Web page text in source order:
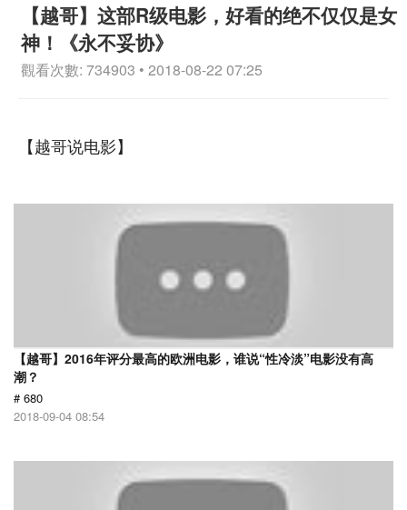
【越哥】这部R级电影，好看的绝不仅仅是女
神！《永不妥协》
觀看次數: 734903 • 2018-08-22 07:25
【越哥说电影】
【越哥】2016年评分最高的欧洲电影，谁说“性冷淡”电影没有高
潮？
# 680
2018-09-04 08:54